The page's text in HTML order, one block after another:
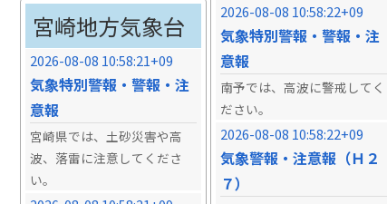
2026-08-08 10:58:22+09
気象特別警報・警報・注
意報
南予では、高波に警戒してく
ださい。
2026-08-08 10:58:22+09
気象警報・注意報（Ｈ２
７）
宮崎地方気象台
2026-08-08 10:58:21+09
気象特別警報・警報・注
意報
宮崎県では、土砂災害や高
波、落雷に注意してくださ
い。